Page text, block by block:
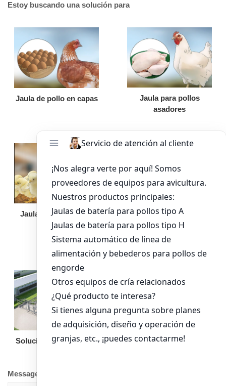
Estoy buscando una solución para
Jaula de pollo en capas
Jaula para pollos
asadores
Jaula de pollo pollita
Bandeja de
alimentación para
pollos de engorde
Solución llave en mano Otro equipo
Message